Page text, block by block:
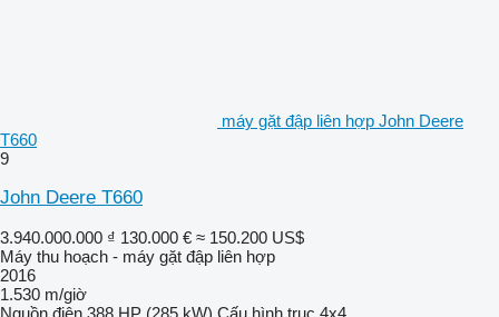
máy gặt đập liên hợp John Deere
T660
9
John Deere T660
3.940.000.000 ₫ 130.000 € ≈ 150.200 US$
Máy thu hoạch - máy gặt đập liên hợp
2016
1.530 m/giờ
Nguồn điện 388 HP (285 kW) Cấu hình trục 4x4